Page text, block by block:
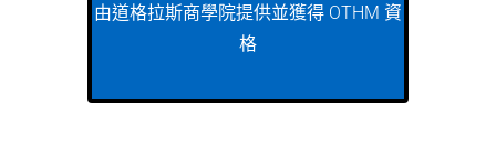
由道格拉斯商學院提供並獲得 OTHM 資
格